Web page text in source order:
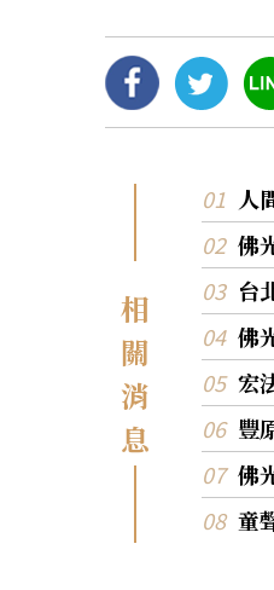
相
關
消
息
人
佛
台
佛
宏
豐
佛
童